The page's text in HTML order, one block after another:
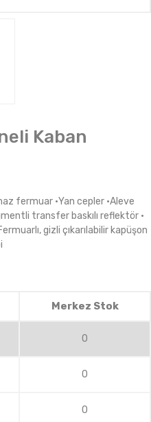
Kaban
fermuar •Yan cepler •Aleve
transfer baskılı reflektör •
gizli çıkarılabilir kapüşon
Merkez Stok
0
0
0